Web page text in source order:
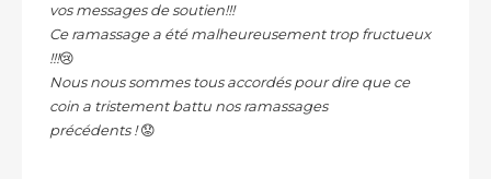
vos messages de soutien!!!
Ce ramassage a été malheureusement trop fructueux
!!!😢
Nous nous sommes tous accordés pour dire que ce
coin a tristement battu nos ramassages
précédents !😟